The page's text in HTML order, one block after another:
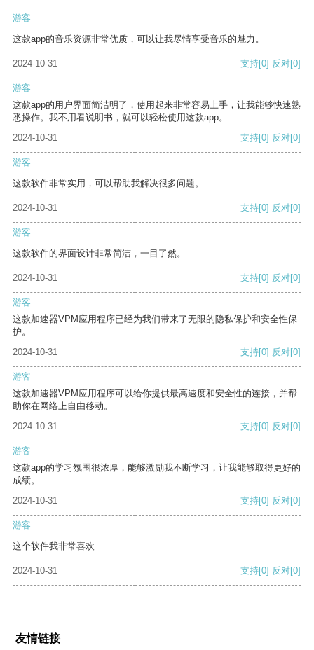
游客
这款app的音乐资源非常优质，可以让我尽情享受音乐的魅力。
2024-10-31 支持[0] 反对[0]
游客
这款app的用户界面简洁明了，使用起来非常容易上手，让我能够快速熟
悉操作。我不用看说明书，就可以轻松使用这款app。
2024-10-31
支持[0] 反对[0]
游客
这款软件非常实用，可以帮助我解决很多问题。
2024-10-31 支持[0] 反对[0]
游客
这款软件的界面设计非常简洁，一目了然。
2024-10-31 支持[0] 反对[0]
游客
这款加速器VPM应用程序已经为我们带来了无限的隐私保护和安全性保
护。
2024-10-31
支持[0] 反对[0]
游客
这款加速器VPM应用程序可以给你提供最高速度和安全性的连接，并帮
助你在网络上自由移动。
2024-10-31
支持[0] 反对[0]
游客
这款app的学习氛围很浓厚，能够激励我不断学习，让我能够取得更好的
成绩。
2024-10-31
支持[0] 反对[0]
游客
这个软件我非常喜欢
2024-10-31 支持[0] 反对[0]
友情链接